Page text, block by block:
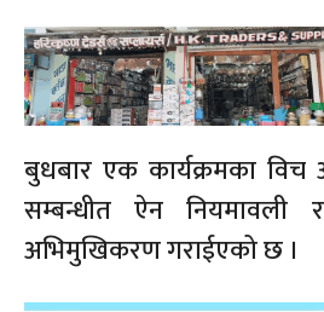
बुधबार एक कार्यक्रमका विच
सम्बन्धीत ऐन नियमावली
अभिमुखिकरण गराईएको छ ।